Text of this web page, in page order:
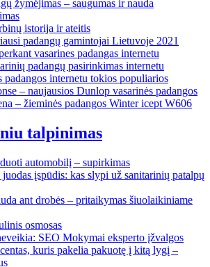
žymėjimas – saugumas ir nauda
istorija ir ateitis
padangų gamintojai Lietuvoje 2021
vasarines padangas internetu
padangų pasirinkimas internetu
padangos internetu tokios populiarios
– naujausios Dunlop vasarinės padangos
– žieminės padangos Winter icept W606
talpinimas
automobilį – supirkimas
juodas įspūdis: kas slypi už sanitarinių patalpų
ant drobės – pritaikymas šiuolaikiniame
osmosas
SEO Mokymai eksperto įžvalgos
kuris pakelia pakuotę į kitą lygį –